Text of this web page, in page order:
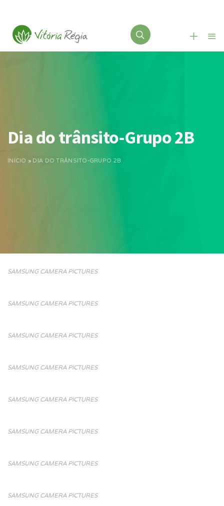
Dia do trânsito-Grupo 2B
INÍCIO » DIA DO TRÂNSITO-GRUPO 2B
SAMSUNG CAMERA PICTURES
SAMSUNG CAMERA PICTURES
SAMSUNG CAMERA PICTURES
SAMSUNG CAMERA PICTURES
SAMSUNG CAMERA PICTURES
SAMSUNG CAMERA PICTURES
SAMSUNG CAMERA PICTURES
SAMSUNG CAMERA PICTURES